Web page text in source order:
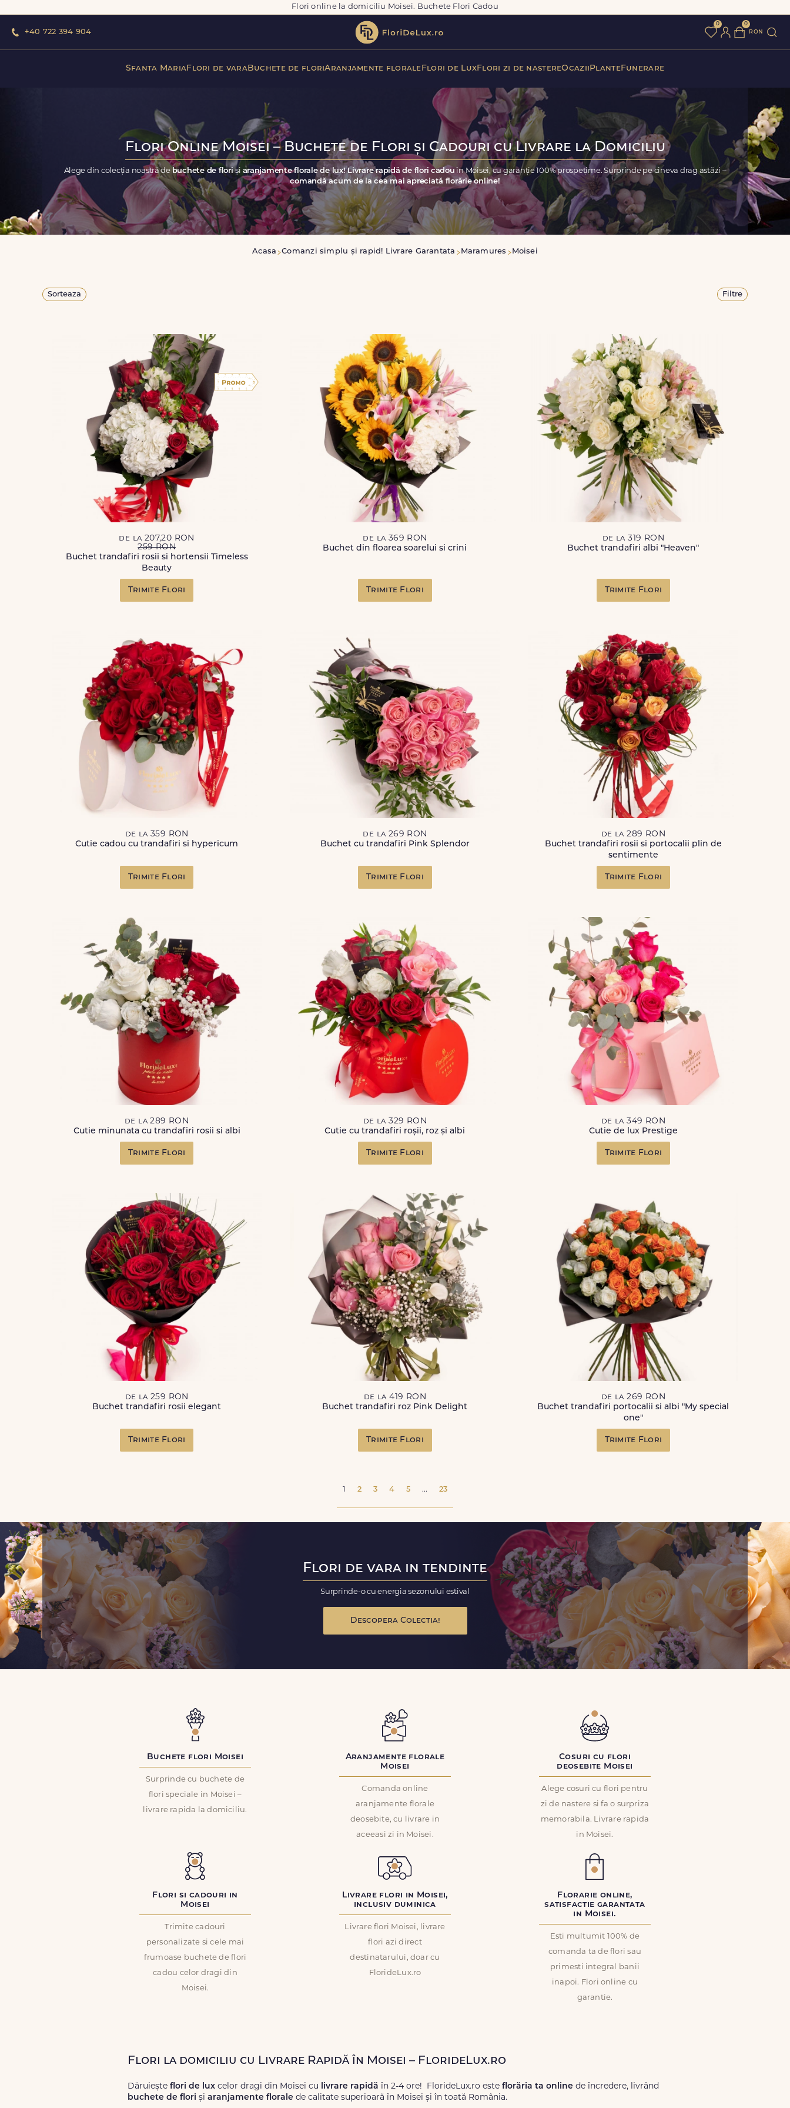
Flori online la domiciliu Moisei. Buchete Flori Cadou
+40 722 394 904
0 0
ron
Sfanta MariaFlori de varaBuchete de floriAranjamente florale Flori de LuxFlori zi de nastereOcazii PlanteFunerare
Flori Online Moisei – Buchete de Flori și Cadouri cu Livrare la Domiciliu
Alege din colecția noastră de buchete de floriși aranjamente florale de lux! Livrare rapidă de flori cadou în Moisei, cu garanție 100% prospețime. Surprinde pe cineva drag astăzi –
comandă acum de la cea mai apreciată florărie online!
Acasa Comanzi simplu și rapid! Livrare Garantata Maramures Moisei
Sorteaza Filtre
de la 207,20 RON
259 RON
Buchet trandafiri rosii si hortensii Timeless
Beauty
Trimite Flori
de la 369 RON
Buchet din floarea soarelui si crini
Trimite Flori
de la 319 RON
Buchet trandafiri albi "Heaven"
Trimite Flori
de la 359 RON
Cutie cadou cu trandafiri si hypericum
Trimite Flori
de la 269 RON
Buchet cu trandafiri Pink Splendor
Trimite Flori
de la 289 RON
Buchet trandafiri rosii si portocalii plin de
sentimente
Trimite Flori
de la 289 RON
Cutie minunata cu trandafiri rosii si albi
Trimite Flori
de la 329 RON
Cutie cu trandafiri roșii, roz și albi
Trimite Flori
de la 349 RON
Cutie de lux Prestige
Trimite Flori
de la 259 RON
Buchet trandafiri rosii elegant
Trimite Flori
de la 419 RON
Buchet trandafiri roz Pink Delight
Trimite Flori
de la 269 RON
Buchet trandafiri portocalii si albi "My special
one"
Trimite Flori
1 2 3 4 5 ... 23
Flori de vara in tendinte
Surprinde-o cu energia sezonului estival
Descopera Colectia!
Buchete flori Moisei
Surprinde cu buchete de
flori speciale in Moisei –
livrare rapida la domiciliu.
Aranjamente florale
Moisei
Comanda online
aranjamente florale
deosebite, cu livrare in
aceeasi zi in Moisei.
Cosuri cu flori
deosebite Moisei
Alege cosuri cu flori pentru
zi de nastere si fa o surpriza
memorabila. Livrare rapida
in Moisei.
Flori si cadouri in
Moisei
Trimite cadouri
personalizate si cele mai
frumoase buchete de flori
cadou celor dragi din
Moisei.
Livrare flori in Moisei,
inclusiv duminica
Livrare flori Moisei, livrare
flori azi direct
destinatarului, doar cu
FlorideLux.ro
Florarie online,
satisfactie garantata
in Moisei.
Esti multumit 100% de
comanda ta de flori sau
primesti integral banii
inapoi. Flori online cu
garantie.
Flori la domiciliu cu Livrare Rapidă în Moisei – FlorideLux.ro
Dăruiește flori de lux celor dragi din Moisei cu livrare rapidă în 2-4 ore! FlorideLux.ro este florăria ta online de încredere, livrând
buchete de flori și aranjamente florale de calitate superioară în Moisei și în toată România.